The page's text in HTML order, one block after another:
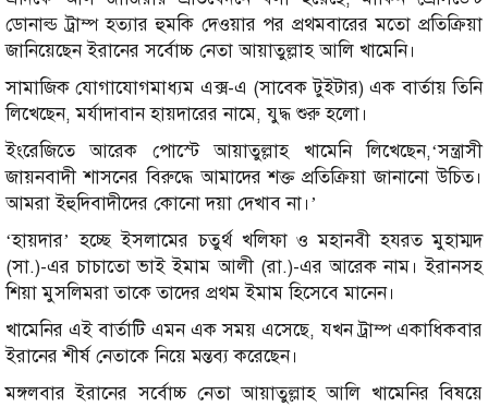
ডোনাল্ড ট্রাম্প হত্যার হুমকি দেওয়ার পর প্রথমবারের মতো প্রতিক্রিয়া
জানিয়েছেন ইরানের সর্বোচ্চ নেতা আয়াতুল্লাহ আলি খামেনি।
সামাজিক যোগাযোগমাধ্যম এক্স-এ (সাবেক টুইটার) এক বার্তায় তিনি
লিখেছেন, মর্যাদাবান হায়দারের নামে, যুদ্ধ শুরু হলো।
ইংরেজিতে আরেক পোস্টে আয়াতুল্লাহ খামেনি লিখেছেন,‘সন্ত্রাসী
জায়নবাদী শাসনের বিরুদ্ধে আমাদের শক্ত প্রতিক্রিয়া জানানো উচিত।
আমরা ইহুদিবাদীদের কোনো দয়া দেখাব না।’
‘হায়দার’ হচ্ছে ইসলামের চতুর্থ খলিফা ও মহানবী হযরত মুহাম্মদ
(সা.)-এর চাচাতো ভাই ইমাম আলী (রা.)-এর আরেক নাম। ইরানসহ
শিয়া মুসলিমরা তাকে তাদের প্রথম ইমাম হিসেবে মানেন।
খামেনির এই বার্তাটি এমন এক সময় এসেছে, যখন ট্রাম্প একাধিকবার
ইরানের শীর্ষ নেতাকে নিয়ে মন্তব্য করেছেন।
মঙ্গলবার ইরানের সর্বোচ্চ নেতা আয়াতুল্লাহ আলি খামেনির বিষয়ে